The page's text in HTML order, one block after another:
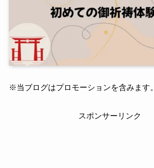
※当ブログはプロモーションを含みます。
スポンサーリンク